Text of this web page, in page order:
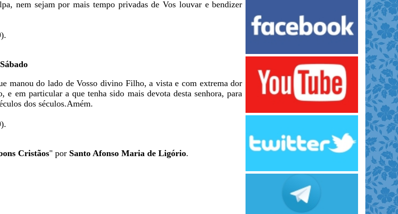
nem sejam por mais tempo privadas de Vos louvar e bendizer
Sábado
manou do lado de Vosso divino Filho, a vista e com extrema dor
em particular a que tenha sido mais devota desta senhora, para
dos séculos.Amém.
Cristãos" por Santo Afonso Maria de Ligório.